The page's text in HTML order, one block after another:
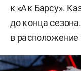
к «Ак Барсу».
до конца
в расположение